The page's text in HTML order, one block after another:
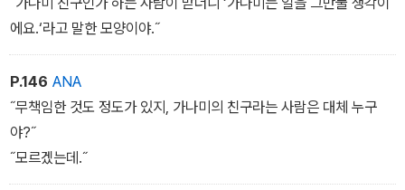
에요.‘라고 말한 모양이야.˝
P.146 ANA
˝무책임한 것도 정도가 있지, 가나미의 친구라는 사람은 대체 누구
야?˝
˝모르겠는데.˝